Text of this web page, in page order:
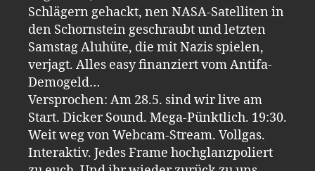
Schlägern gehackt, nen NASA-Satelliten in
den Schornstein geschraubt und letzten
Samstag Aluhüte, die mit Nazis spielen,
verjagt. Alles easy finanziert vom Antifa-
Demogeld…
Versprochen: Am 28.5. sind wir live am
Start. Dicker Sound. Mega-Pünktlich. 19:30.
Weit weg von Webcam-Stream. Vollgas.
Interaktiv. Jedes Frame hochglanzpoliert